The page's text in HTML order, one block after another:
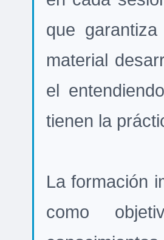
que
material
el
tienen la
La formación
como